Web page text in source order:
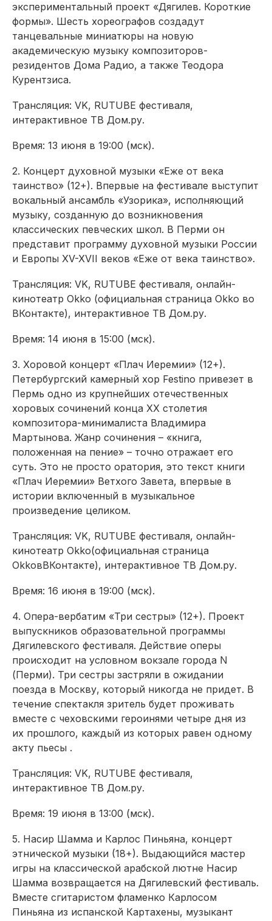
экспериментальный проект «Дягилев. Короткие
формы». Шесть хореографов создадут
танцевальные миниатюры на новую
академическую музыку композиторов-
резидентов Дома Радио, а также Теодора
Курентзиса.
Трансляция: VK, RUTUBE фестиваля,
интерактивное ТВ Дом.ру.
Время: 13 июня в 19:00 (мск).
2. Концерт духовной музыки «Еже от века
таинство» (12+). Впервые на фестивале выступит
вокальный ансамбль «Узорика», исполняющий
музыку, созданную до возникновения
классических певческих школ. В Перми он
представит программу духовной музыки России
и Европы XV-XVII веков «Еже от века таинство».
Трансляция: VK, RUTUBE фестиваля, онлайн-
кинотеатр Okko (официальная страница Okko во
ВКонтакте), интерактивное ТВ Дом.ру.
Время: 14 июня в 15:00 (мск).
3. Хоровой концерт «Плач Иеремии» (12+).
Петербургский камерный хор Festino привезет в
Пермь одно из крупнейших отечественных
хоровых сочинений конца XX столетия
композитора-минималиста Владимира
Мартынова. Жанр сочинения – «книга,
положенная на пение» – точно отражает его
суть. Это не просто оратория, это текст книги
«Плач Иеремии» Ветхого Завета, впервые в
истории включенный в музыкальное
произведение целиком.
Трансляция: VK, RUTUBE фестиваля, онлайн-
кинотеатр Okko(официальная страница
OkkoвВКонтакте), интерактивное ТВ Дом.ру.
Время: 16 июня в 19:00 (мск).
4. Опера-вербатим «Три сестры» (12+). Проект
выпускников образовательной программы
Дягилевского фестиваля. Действие оперы
происходит на условном вокзале города N
(Перми). Три сестры застряли в ожидании
поезда в Москву, который никогда не придет. В
течение спектакля зритель будет проживать
вместе с чеховскими героинями четыре дня из
их прошлого, каждый из которых равен одному
акту пьесы .
Трансляция: VK, RUTUBE фестиваля,
интерактивное ТВ Дом.ру.
Время: 19 июня в 13:00 (мск).
5. Насир Шамма и Карлос Пиньяна, концерт
этнической музыки (18+). Выдающийся мастер
игры на классической арабской лютне Насир
Шамма возвращается на Дягилевский фестиваль.
Вместе сгитаристом фламенко Карлосом
Пиньяна из испанской Картахены, музыкант